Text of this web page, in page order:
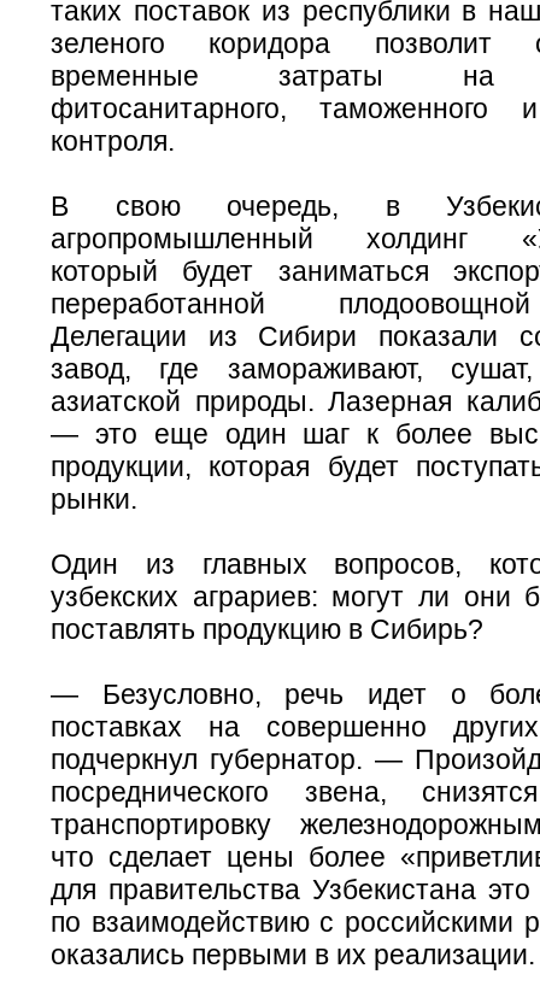
таких поставок из республики в
зеленого коридора позволит
временные затраты на
фитосанитарного,
контроля.
В свою очередь, в
агропромышленный холдинг
который будет заниматься
переработанной
Делегации из Сибири показали
завод, где замораживают,
азиатской природы. Лазерная
— это еще один шаг к более
продукции, которая будет
рынки.
Один из главных вопросов,
узбекских аграриев: могут ли они
поставлять продукцию в Сибирь?
— Безусловно, речь идет о
поставках на совершенно
подчеркнул губернатор. —
посреднического звена,
транспортировку
что сделает цены более
для правительства Узбекистана
по взаимодействию с российскими
оказались первыми в их реализации.